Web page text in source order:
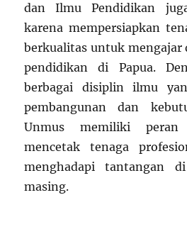
dan Ilmu Pendidikan
karena mempersiapkan
berkualitas untuk mengajar
pendidikan di Papua.
berbagai disiplin ilmu
pembangunan dan
Unmus memiliki peran
mencetak tenaga
menghadapi tantangan
masing.